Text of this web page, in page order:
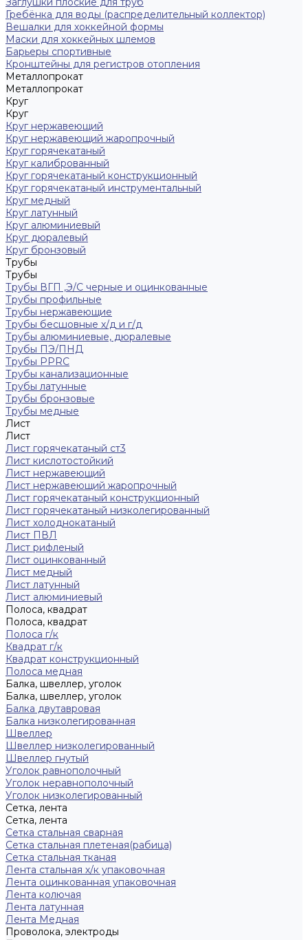
Гребёнка для воды (распределительный коллектор)
Вешалки для хоккейной формы
Маски для хоккейных шлемов
Барьеры спортивные
Кронштейны для регистров отопления
Металлопрокат
Металлопрокат
Круг
Круг
Круг нержавеющий
Круг нержавеющий жаропрочный
Круг горячекатаный
Круг калиброванный
Круг горячекатаный конструкционный
Круг горячекатаный инструментальный
Круг медный
Круг латунный
Круг алюминиевый
Круг дюралевый
Круг бронзовый
Трубы
Трубы
Трубы ВГП ,Э/С черные и оцинкованные
Трубы профильные
Трубы нержавеющие
Трубы бесшовные х/д и г/д
Трубы алюминиевые, дюралевые
Трубы ПЭ/ПНД
Трубы PPRC
Трубы канализационные
Трубы латунные
Трубы бронзовые
Трубы медные
Лист
Лист
Лист горячекатаный ст3
Лист кислотостойкий
Лист нержавеющий
Лист нержавеющий жаропрочный
Лист горячекатаный конструкционный
Лист горячекатаный низколегированный
Лист холоднокатаный
Лист ПВЛ
Лист рифленый
Лист оцинкованный
Лист медный
Лист латунный
Лист алюминиевый
Полоса, квадрат
Полоса, квадрат
Полоса г/к
Квадрат г/к
Квадрат конструкционный
Полоса медная
Балка, швеллер, уголок
Балка, швеллер, уголок
Балка двутавровая
Балка низколегированная
Швеллер
Швеллер низколегированный
Швеллер гнутый
Уголок равнополочный
Уголок неравнополочный
Уголок низколегированный
Сетка, лента
Сетка, лента
Сетка стальная сварная
Сетка стальная плетеная(рабица)
Сетка стальная тканая
Лента стальная х/к упаковочная
Лента оцинкованная упаковочная
Лента колючая
Лента латунная
Лента Медная
Проволока, электроды